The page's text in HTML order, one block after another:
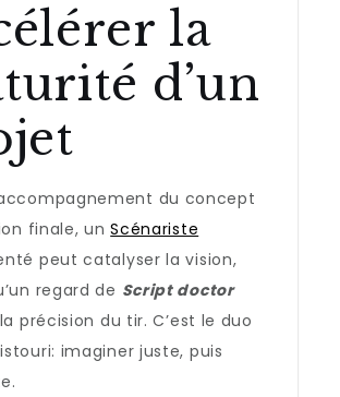
la
d’un
du concept
finale, unScénariste
peut catalyser la vision,
regard de Script doctor
précision du tir. C’est le duo
imaginer juste, puis